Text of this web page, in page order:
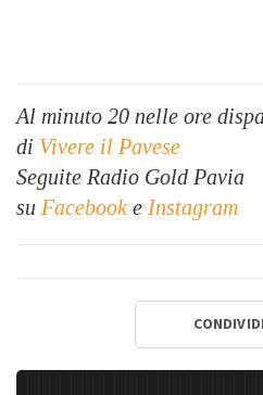
Al minuto 20 nelle ore
di Vivere il Pavese
Seguite Radio Gold Pavia
su Facebook e Instagram
CONDIVIDI